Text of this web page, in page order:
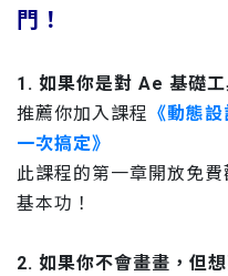
門！
1. 如果你是對 Ae 基礎
推薦你加入課程 《動態
一次搞定》
此課程的第一章開放免
基本功！
2. 如果你不會畫畫，但